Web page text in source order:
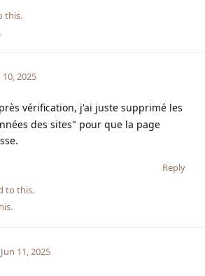
this.
.
10, 2025
vérification, j'ai juste supprimé les
des sites" pour que la page
Reply
to this.
.
Jun 11, 2025